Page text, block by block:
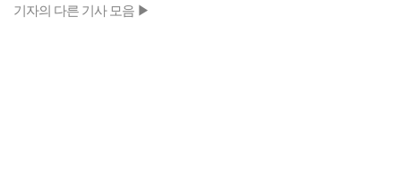
기자의 다른 기사 모음 ▶